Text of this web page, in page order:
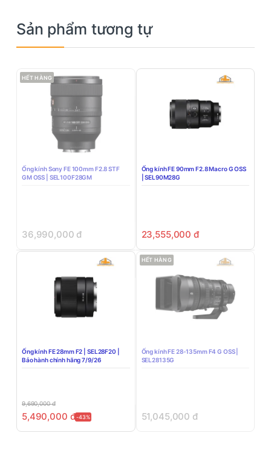
Sản phẩm tương tự
HẾT HÀNG
Ống kính Sony FE 100mm F2.8 STF
GM OSS | SEL100F28GM
36,990,000 đ
Ống kính FE 90mm F2.8 Macro G OSS
| SEL90M28G
23,555,000 đ
Ống kính FE 28mm F2 | SEL28F20 |
Bảo hành chính hãng 7/9/26
9,690,000đ
5,490,000 đ-43%
HẾT HÀNG
Ống kính FE 28-135mm F4 G OSS |
SEL28135G
51,045,000 đ